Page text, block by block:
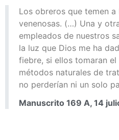
Los obreros que temen
venenosas. (…) Una y
empleados de nuestros
la luz que Dios me ha
fiebre, si ellos tomaran
métodos naturales de
no perderían ni un solo
Manuscrito 169 A, 14